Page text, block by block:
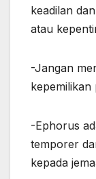
keadilan
atau
-Jangan
kepemilikan
-Ephorus
temporer
kepada